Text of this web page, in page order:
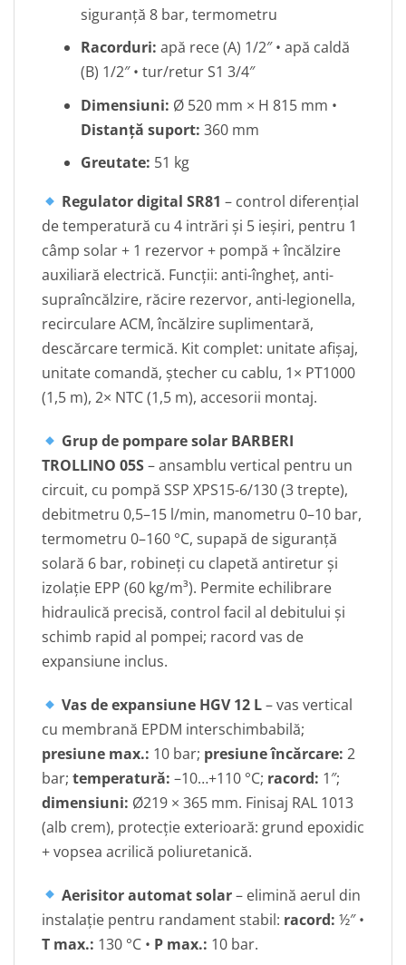
siguranță 8 bar, termometru
Racorduri: apă rece (A) 1/2″ • apă caldă
(B) 1/2″ • tur/retur S1 3/4″
Dimensiuni: Ø 520 mm × H 815 mm •
Distanță suport: 360 mm
Greutate: 51 kg
Regulator digital SR81 – control diferențial
de temperatură cu 4 intrări și 5 ieșiri, pentru 1
câmp solar + 1 rezervor + pompă + încălzire
auxiliară electrică. Funcții: anti-îngheț, anti-
supraîncălzire, răcire rezervor, anti-legionella,
recirculare ACM, încălzire suplimentară,
descărcare termică. Kit complet: unitate afișaj,
unitate comandă, ștecher cu cablu, 1× PT1000
(1,5 m), 2× NTC (1,5 m), accesorii montaj.
Grup de pompare solar BARBERI
TROLLINO 05S– ansamblu vertical pentru un
circuit, cu pompă SSP XPS15-6/130 (3 trepte),
debitmetru 0,5–15 l/min, manometru 0–10 bar,
termometru 0–160 °C, supapă de siguranță
solară 6 bar, robineți cu clapetă antiretur și
izolație EPP (60 kg/m³). Permite echilibrare
hidraulică precisă, control facil al debitului și
schimb rapid al pompei; racord vas de
expansiune inclus.
Vas de expansiune HGV 12 L– vas vertical
cu membrană EPDM interschimbabilă;
presiune max.: 10 bar; presiune încărcare: 2
bar; temperatură: –10…+110 °C; racord: 1″;
dimensiuni: Ø219 × 365 mm. Finisaj RAL 1013
(alb crem), protecție exterioară: grund epoxidic
+ vopsea acrilică poliuretanică.
Aerisitor automat solar– elimină aerul din
instalație pentru randament stabil: racord: ½″ •
T max.: 130 °C • P max.: 10 bar.